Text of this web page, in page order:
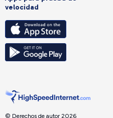
velocidad
© Derechos de autor 2026